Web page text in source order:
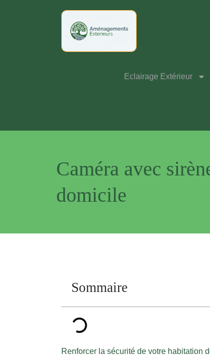
Eclairage Extérieur
Caméra avec
domicile
Sommaire
Renforcer la sécurité de votre habitation